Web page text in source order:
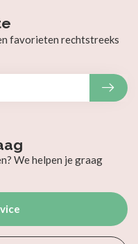
We helpen je graag
favorieten rechtstreeks